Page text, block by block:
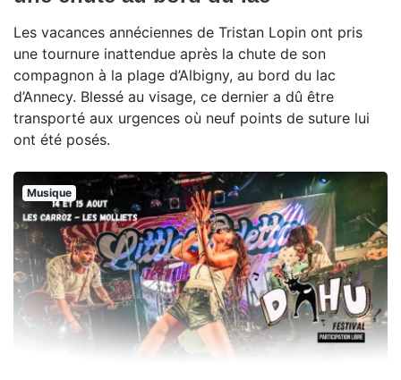
Les vacances annéciennes de Tristan Lopin ont pris
une tournure inattendue après la chute de son
compagnon à la plage d’Albigny, au bord du lac
d’Annecy. Blessé au visage, ce dernier a dû être
transporté aux urgences où neuf points de suture lui
ont été posés.
Musique